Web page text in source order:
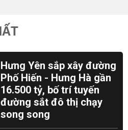
Hưng Yên sắp xây đường
Phố Hiến - Hưng Hà gần
16.500 tỷ, bố trí tuyến
đường sắt đô thị chạy
song song